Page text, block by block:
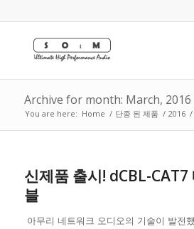
Archive for month: March, 2016
You are here: Home / 단종 된 제품 / 2016 /
신제품 출시! dCBL-CAT7
블
아무리 네트워크 오디오의 기술이 발전